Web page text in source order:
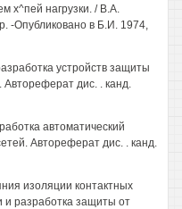
х^пей нагрузки. / В.А.
-Опубликовано в Б.И. 1974,
устройств защиты
Автореферат дис. . канд.
автоматический
Автореферат дис. . канд.
изоляции контактных
и разработка защиты от